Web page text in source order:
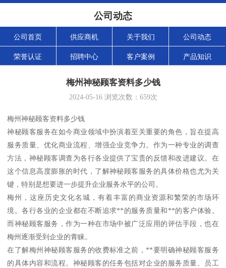
公司动态
公司首页 供应商机 关于我们 公司动态
荣誉认证 招聘中心 客户案例 产品知识
梅州神秘顾客资料多少钱
2024-05-16浏览次数： 659次
梅州神秘顾客资料多少钱
神秘顾客服务在如今商业领域中扮演着至关重要的角色，旨在提高
服务质量、优化商业流程、增强企业竞争力。作为一种专业的调查
方法，神秘顾客调查为各行各业提供了宝贵的反馈和改进建议。在
这个信息高度膨胀的时代，了解神秘顾客服务的具体价格也尤为关
键，特别是想要进一步提升企业服务水平的公司。
梅州，这座历史文化名城，有着丰富的商业资源和繁荣的市场环
境。各行各业的企业都在不断追求**的服务质量和**的客户体验。
而神秘顾客服务，作为一种在市场中被广泛应用的评估手段，也在
梅州逐渐受到企业的青睐。
在了解梅州神秘顾客服务的收费标准之前，**要明确神秘顾客服务
的具体内容和流程。神秘顾客的任务包括对企业的服务质量、员工